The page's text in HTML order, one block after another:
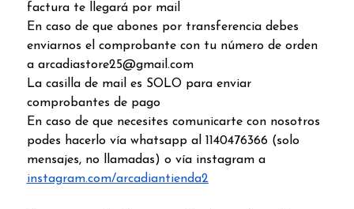
factura te llegará por mail
En caso de que abones por transferencia debes
enviarnos el comprobante con tu número de orden
a arcadiastore25@gmail.com
La casilla de mail es SOLO para enviar
comprobantes de pago
En caso de que necesites comunicarte con nosotros
podes hacerlo vía whatsapp al 1140476366 (solo
mensajes, no llamadas) o vía instagram a
instagram.com/arcadiantienda2